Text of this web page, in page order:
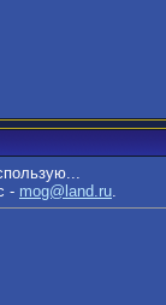
- mog@land.ru.